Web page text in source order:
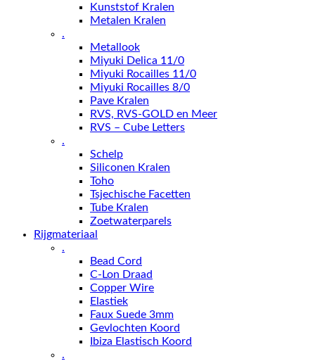
Kunststof Kralen
Metalen Kralen
.
Metallook
Miyuki Delica 11/0
Miyuki Rocailles 11/0
Miyuki Rocailles 8/0
Pave Kralen
RVS, RVS-GOLD en Meer
RVS – Cube Letters
.
Schelp
Siliconen Kralen
Toho
Tsjechische Facetten
Tube Kralen
Zoetwaterparels
Rijgmateriaal
.
Bead Cord
C-Lon Draad
Copper Wire
Elastiek
Faux Suede 3mm
Gevlochten Koord
Ibiza Elastisch Koord
.